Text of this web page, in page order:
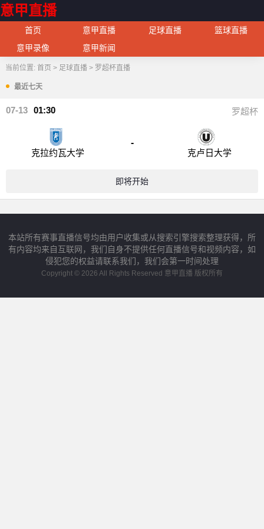
意甲直播
首页 意甲直播 足球直播
篮球直播
意甲录像
意甲新闻
当前位置: 首页 > 足球直播> 罗超杯直播
最近七天
01:30
07-13 罗超杯
克拉约瓦大学
-
克卢日大学
即将开始
本站所有赛事直播信号均由用户收集或从搜索引擎搜索整理获得，所
有内容均来自互联网，我们自身不提供任何直播信号和视频内容，如
侵犯您的权益请联系我们，我们会第一时间处理
Copyright © 2026 All Rights Reserved 意甲直播 版权所有